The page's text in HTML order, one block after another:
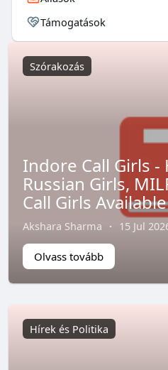
Támogatások
Szórakozás
Indore Call Girls -
Russian Girls,
Call Girls
Akshara Sharma · 15 Jul
Olvass tovább
Hírek és Politika